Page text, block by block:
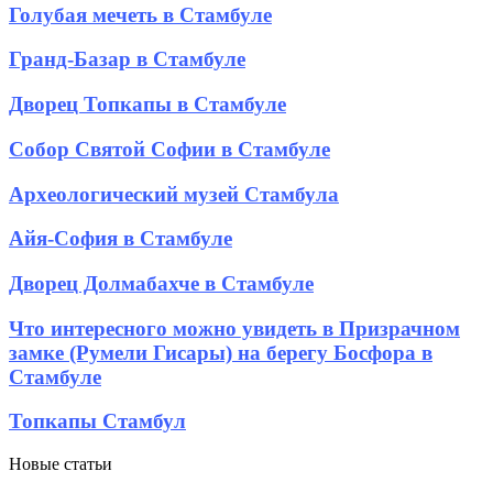
Голубая
мечеть
в
Стамбуле
Голубая мечеть в Стамбуле
Гранд-
Базар
в
Стамбуле
Гранд-Базар в Стамбуле
Дворец
Топкапы
в
Стамбуле
Дворец Топкапы в Стамбуле
Собор
Святой
Софии
в
Собор Святой Софии в Стамбуле
Археологический
музей
Стамбула
Археологический музей Стамбула
Айя-
в
Стамбуле
Айя-София в Стамбуле
Дворец
Долмабахче
в
Стамбуле
Дворец Долмабахче в Стамбуле
Что
интересного
можно
увидеть
Призрачном
(Румели
Что интересного можно увидеть в Призрачном
замке (Румели Гисары) на берегу Босфора в
Стамбуле
Топкапы
Топкапы Стамбул
Новые статьи